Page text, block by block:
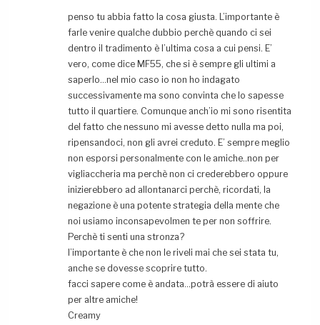
penso tu abbia fatto la cosa giusta. L’importante è
farle venire qualche dubbio perchè quando ci sei
dentro il tradimento è l’ultima cosa a cui pensi. E’
vero, come dice MF55, che si è sempre gli ultimi a
saperlo…nel mio caso io non ho indagato
successivamente ma sono convinta che lo sapesse
tutto il quartiere. Comunque anch’io mi sono risentita
del fatto che nessuno mi avesse detto nulla ma poi,
ripensandoci, non gli avrei creduto. E’ sempre meglio
non esporsi personalmente con le amiche..non per
vigliaccheria ma perchè non ci crederebbero oppure
inizierebbero ad allontanarci perchè, ricordati, la
negazione è una potente strategia della mente che
noi usiamo inconsapevolmen te per non soffrire.
Perchè ti senti una stronza?
l’importante è che non le riveli mai che sei stata tu,
anche se dovesse scoprire tutto.
facci sapere come è andata…potrà essere di aiuto
per altre amiche!
Creamy